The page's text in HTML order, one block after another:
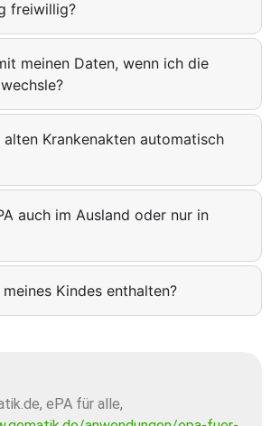
freiwillig?
meinen Daten, wenn ich die
alten Krankenakten automatisch
auch im Ausland oder nur in
Kindes enthalten?
ePA für alle,